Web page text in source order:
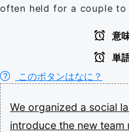
often held for a couple to
意
単
このボタンはなに？
We organized a social
introduce the new team